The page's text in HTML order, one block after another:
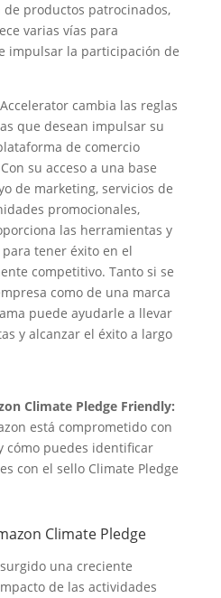
de productos patrocinados,
varias vías para
impulsar la participación de
cambia las reglas
que desean impulsar su
de comercio
su acceso a una base
de marketing, servicios de
promocionales,
las herramientas y
tener éxito en el
competitivo. Tanto si se
como de una marca
puede ayudarle a llevar
y alcanzar el éxito a largo
Climate Pledge Friendly:
está comprometido con
cómo puedes identificar
con el sello Climate Pledge
Climate Pledge
una creciente
de las actividades